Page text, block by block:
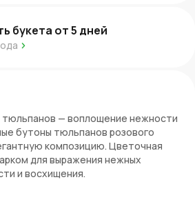
букета от5 дней
тюльпанов — воплощение нежности
бутоны тюльпанов розового
композицию. Цветочная
для выражения нежных
и восхищения.